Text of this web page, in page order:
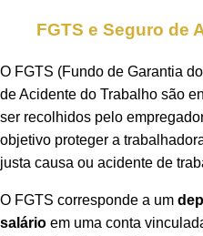
FGTS e Seguro de
O FGTS (Fundo de Garantia
de Acidente do Trabalho são
ser recolhidos pelo
objetivo proteger a
justa causa ou acidente de
O FGTS corresponde a um
salário em uma conta